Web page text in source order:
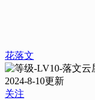
花落文
2024-8-10更新
关注